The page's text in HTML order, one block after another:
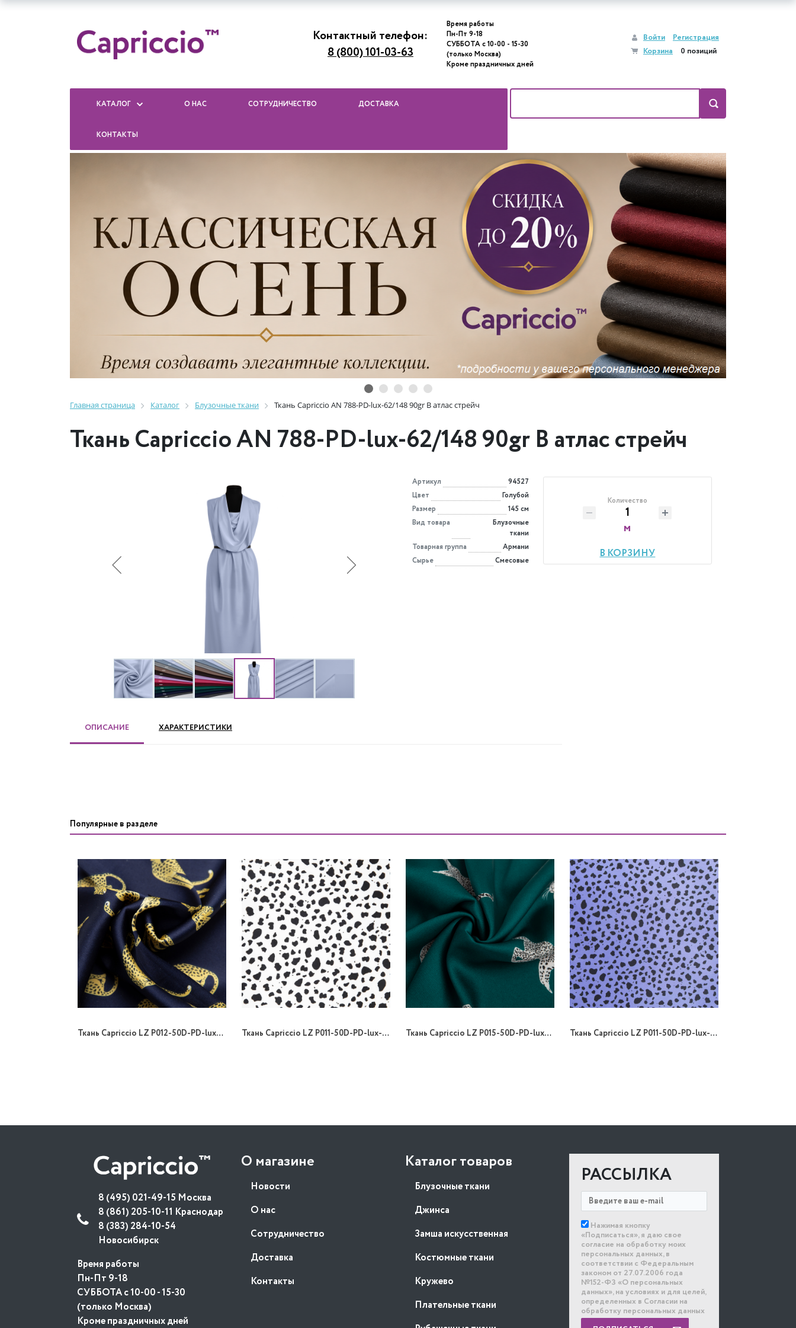
Войти
Регистрация
Корзина
0 позиций
Контактный телефон:
8 (800) 101-03-63
Время работы
Пн-Пт 9-18
СУББОТА с 10-00 - 15-30
(только Москва)
Кроме праздничных дней
КАТАЛОГ О НАС СОТРУДНИЧЕСТВО ДОСТАВКА
КОНТАКТЫ
Главная страница Каталог Блузочные ткани Ткань Capriccio AN 788-PD-lux-62/148 90gr B атлас стрейч
Ткань Capriccio AN 788-PD-lux-62/148 90gr B атлас стрейч
Артикул
94527
Цвет
Голубой
Размер
145 см
Вид товара
Блузочные
ткани
Товарная группа
Армани
Сырье
Смесовые
Количество
м
В КОРЗИНУ
ОПИСАНИЕ ХАРАКТЕРИСТИКИ
Популярные в разделе
Ткань Capriccio LZ P012-50D-PD-lux-02/148 90gr B принт Ткань Capriccio LZ P011-50D-PD-lux-01/148 90gr B принт Ткань Capriccio LZ P015-50D-PD-lux-02/148 90gr B принт Ткань Capriccio LZ P011-50D-PD-lux-03/148 90gr B принт
О магазине
Новости
О нас
Сотрудничество
Доставка
Контакты
Каталог товаров
Блузочные ткани
Джинса
Замша искусственная
Костюмные ткани
Кружево
Плательные ткани
РАССЫЛКА
Нажимая кнопку
«Подписаться», я даю свое
согласие на обработку моих
персональных данных, в
соответствии с Федеральным
законом от 27.07.2006 года
№152-ФЗ «О персональных
данных», на условиях и для целей,
определенных в Согласии на
обработку персональных данных
8 (495) 021-49-15 Москва
8 (861) 205-10-11 Краснодар
8 (383) 284-10-54
Новосибирск
Время работы
Пн-Пт 9-18
СУББОТА с 10-00 - 15-30
(только Москва)
Кроме праздничных дней